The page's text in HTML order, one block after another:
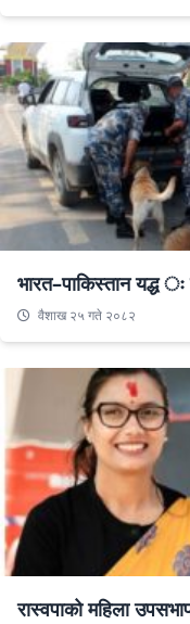
भारत–पाकिस्तान यद्ध
वैशाख २५ गते २०८२
रास्वपाको महिला